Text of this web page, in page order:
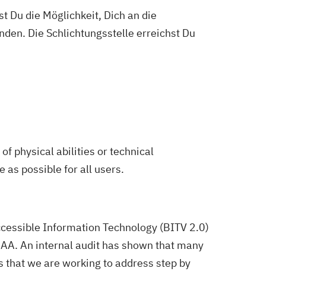
Du die Möglichkeit, Dich an die
Die Schlichtungsstelle erreichst Du
physical abilities or technical
as possible for all users.
Information Technology (BITV 2.0)
An internal audit has shown that many
we are working to address step by